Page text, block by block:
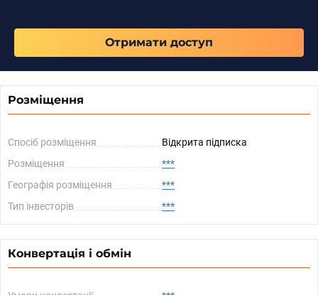
Отримати доступ
Розміщення
Спосіб розміщення
Відкрита підписка
Розміщення
***
Географія розміщення
***
Тип інвесторів
***
Конвертація і обмін